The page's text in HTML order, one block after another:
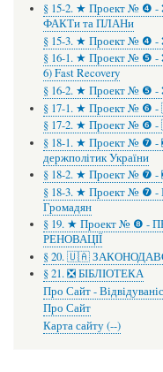
§ 15-2. ★ Проект № ❹ -
ФАКТи та ПЛАНи
§ 15-3. ★ Проект № ❹ -
§ 16-1. ★ Проект № ❺ -
6) Fast Recovery
§ 16-2. ★ Проект № ❺ -
§ 17-1. ★ Проект №
§ 17-2. ★ Проект №
§ 18-1. ★ Проект № ❼ -
держполітик України
§ 18-2. ★ Проект № ❼ -
§ 18-3. ★ Проект № ❼
Громадян
§ 19. ★ Проект № ❽ -
РЕНОВАЦІЇ
§ 20. 🇺🇦
§ 21. ❎ БІБЛІОТЕКА
Про Сайт -
Про Сайт
Карта сайту (--)